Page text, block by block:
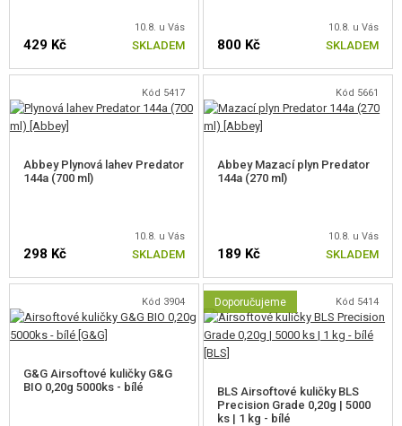
10.8. u Vás
429 Kč SKLADEM
10.8. u Vás
800 Kč SKLADEM
Kód 5417
Abbey Plynová lahev Predator
144a (700 ml)
10.8. u Vás
298 Kč SKLADEM
Kód 5661
Abbey Mazací plyn Predator
144a (270 ml)
10.8. u Vás
189 Kč SKLADEM
Kód 3904
G&G Airsoftové kuličky G&G
BIO 0,20g 5000ks - bílé
Doporučujeme Kód 5414
BLS Airsoftové kuličky BLS
Precision Grade 0,20g | 5000
ks | 1 kg - bílé